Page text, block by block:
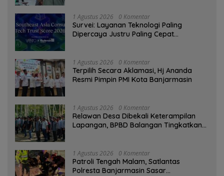
1 Agustus 2026 0 Komentar
Survei: Layanan Teknologi Paling
Dipercaya Justru Paling Cepat
1 Agustus 2026 0 Komentar
‎Terpilih Secara Aklamasi, Hj Ananda
Resmi Pimpin PMI Kota Banjarmasin
1 Agustus 2026 0 Komentar
Relawan Desa Dibekali Keterampilan
Lapangan, BPBD Balangan Tingkatkan
1 Agustus 2026 0 Komentar
Patroli Tengah Malam, Satlantas
Polresta Banjarmasin Sasar